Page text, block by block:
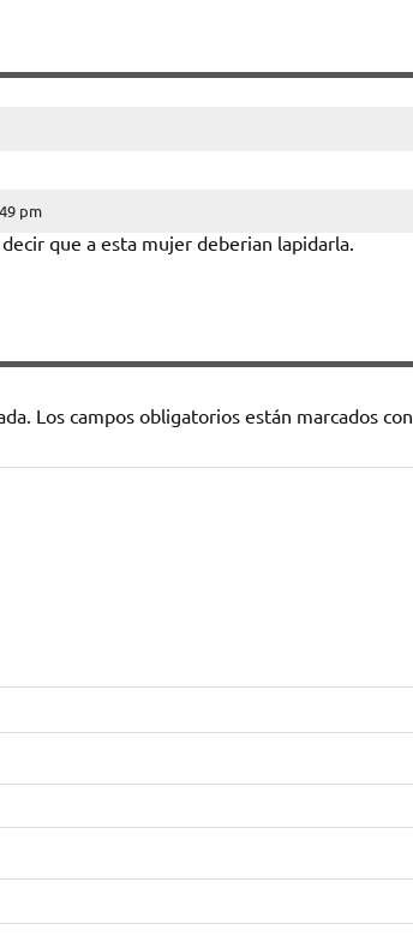
pm
que a esta mujer deberian lapidarla.
Los campos obligatorios están marcados con